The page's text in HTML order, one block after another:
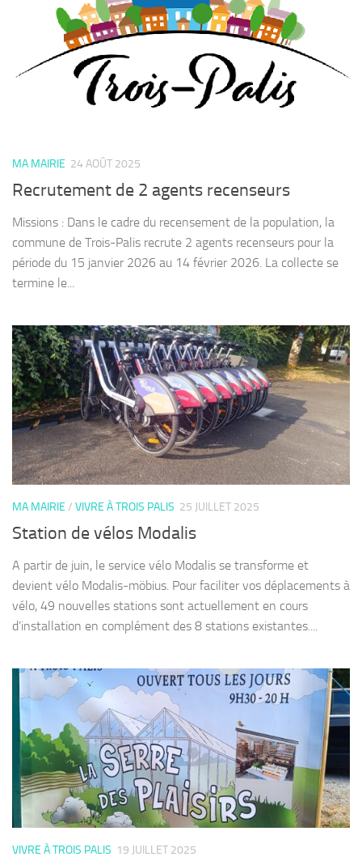
MA MAIRIE 24 AOÛT 2025
Recrutement de 2 agents recenseurs
Missions : Dans le cadre du recensement de la population, la
commune de Trois-Palis recrute 2 agents recenseurs pour la
période du 15 janvier 2026 au 14 février 2026. La collecte se
termine le...
MA MAIRIE / VIVRE À TROIS PALIS 25 JUILLET 2025
Station de vélos Modalis
A partir de juin, le service vélo Modalis se transforme et
devient vélo Modalis-möbius. Pour faciliter vos déplacements à
vélo, 49 nouvelles stations sont actuellement en cours
d’installation en complément des 8 stations existantes....
VIVRE À TROIS PALIS 19 JUILLET 2025